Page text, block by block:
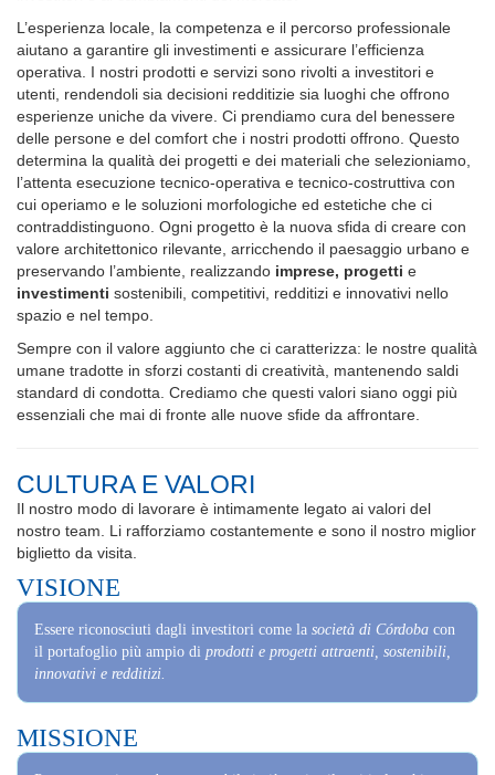
aiutano a garantire gli investimenti e assicurare l’efficienza
operativa. I nostri prodotti e servizi sono rivolti a investitori e
utenti, rendendoli sia decisioni redditizie sia luoghi che offrono
esperienze uniche da vivere. Ci prendiamo cura del benessere
delle persone e del comfort che i nostri prodotti offrono. Questo
determina la qualità dei progetti e dei materiali che selezioniamo,
l’attenta esecuzione tecnico-operativa e tecnico-costruttiva con
cui operiamo e le soluzioni morfologiche ed estetiche che ci
contraddistinguono. Ogni progetto è la nuova sfida di creare con
valore architettonico rilevante, arricchendo il paesaggio urbano e
preservando l’ambiente, realizzandoimprese, progetti e
investimenti sostenibili, competitivi, redditizi e innovativi nello
spazio e nel tempo.
umane tradotte in sforzi costanti di creatività, mantenendo saldi
standard di condotta. Crediamo che questi valori siano oggi più
essenziali che mai di fronte alle nuove sfide da affrontare.
CULTURA E VALORI
Il nostro modo di lavorare è intimamente legato ai valori del
nostro team. Li rafforziamo costantemente e sono il nostro miglior
biglietto da visita.
VISIONE
il portafoglio più ampio diprodotti e progetti attraenti, sostenibili,
innovativi e redditizi.
MISSIONE